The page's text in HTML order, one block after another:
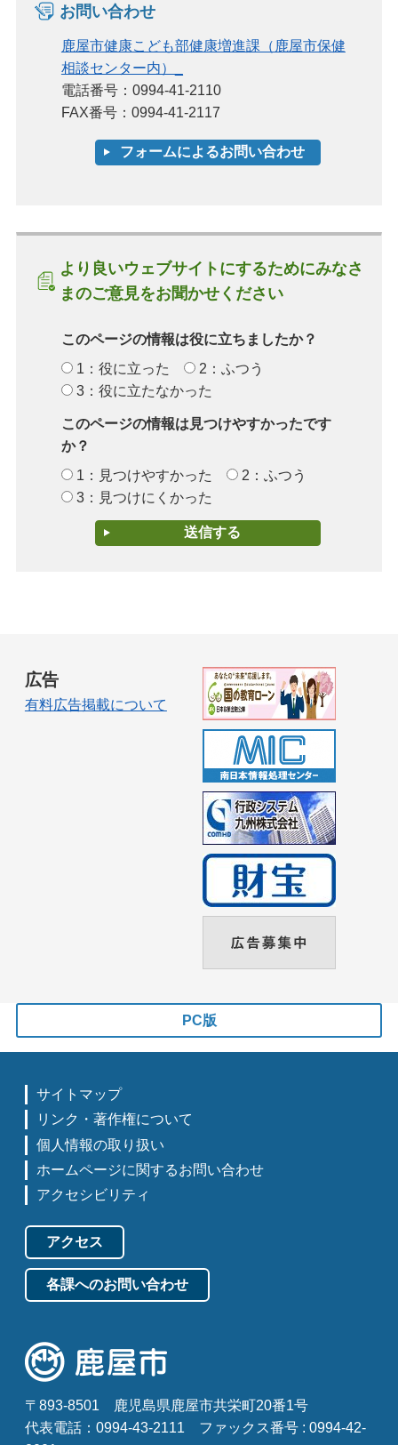
お問い合わせ
鹿屋市健康こども部健康増進課（鹿屋市保健
相談センター内）_
電話番号：0994-41-2110
FAX番号：0994-41-2117
より良いウェブサイトにするためにみなさ
まのご意見をお聞かせください
このページの情報は役に立ちましたか？
1：役に立った
2：ふつう
3：役に立たなかった
このページの情報は見つけやすかったです
か？
1：見つけやすかった
2：ふつう
3：見つけにくかった
広告
有料広告掲載について
PC版
サイトマップ
リンク・著作権について
個人情報の取り扱い
ホームページに関するお問い合わせ
アクセシビリティ
アクセス
各課へのお問い合わせ
〒893-8501
鹿児島県鹿屋市共栄町20番1号
代表電話：0994-43-2111
ファックス番号 : 0994-42-